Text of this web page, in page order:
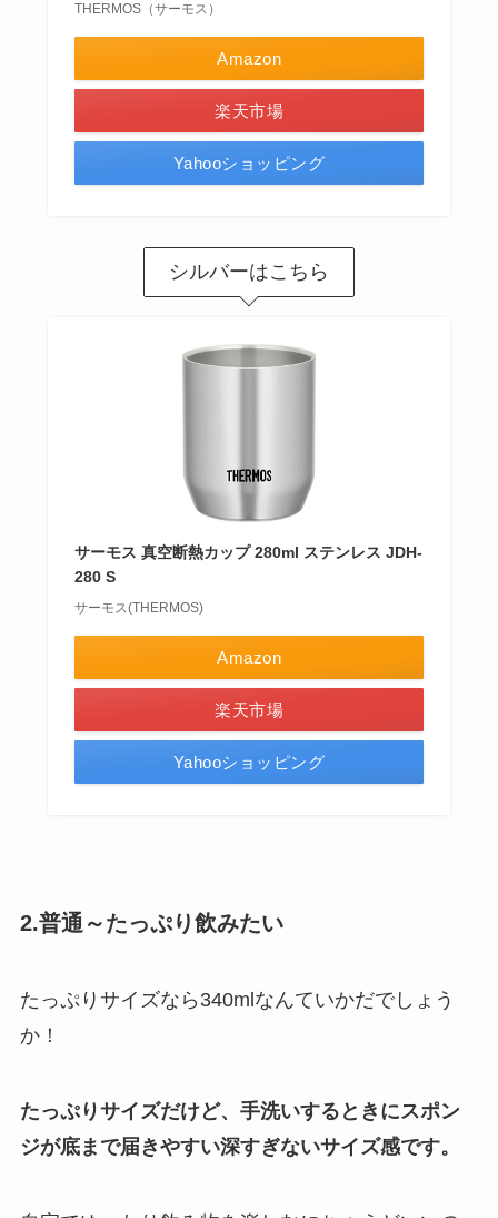
THERMOS（サーモス）
Amazon
楽天市場
Yahooショッピング
シルバーはこちら
サーモス 真空断熱カップ 280ml ステンレス JDH-
280 S
サーモス(THERMOS)
Amazon
楽天市場
Yahooショッピング
2.普通～たっぷり飲みたい
たっぷりサイズなら340mlなんていかだでしょう
か！
たっぷりサイズだけど、手洗いするときにスポン
ジが底まで届きやすい深すぎないサイズ感です。